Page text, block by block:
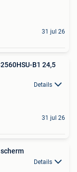
31 jul 26
B1 24,5
Details
31 jul 26
Details